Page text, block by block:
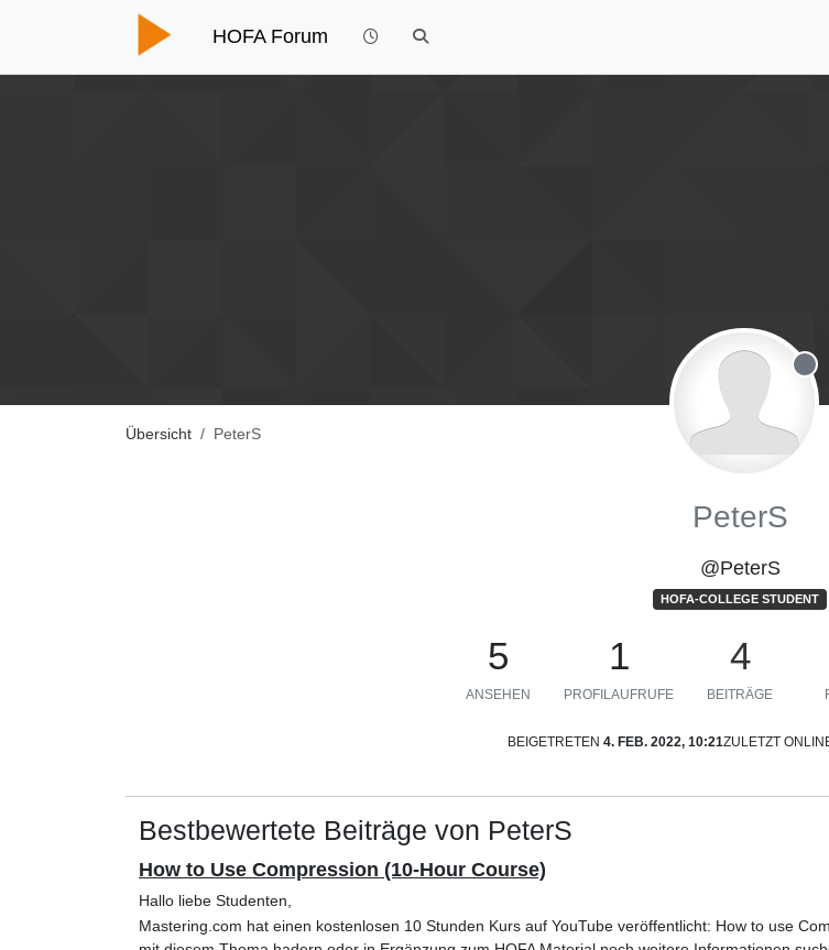
HOFA Forum
Übersicht PeterS
PeterS
@PeterS
HOFA-COLLEGE STUDENT
5
ANSEHEN
1
PROFILAUFRUFE
4
BEITRÄGE
BEIGETRETEN 4. FEB. 2022, 10:21ZULETZT
Bestbewertete Beiträge von PeterS
How to Use Compression (10-Hour Course)
Hallo liebe Studenten,
Mastering.com hat einen kostenlosen 10 Stunden Kurs auf YouTube veröffentlicht: How to use